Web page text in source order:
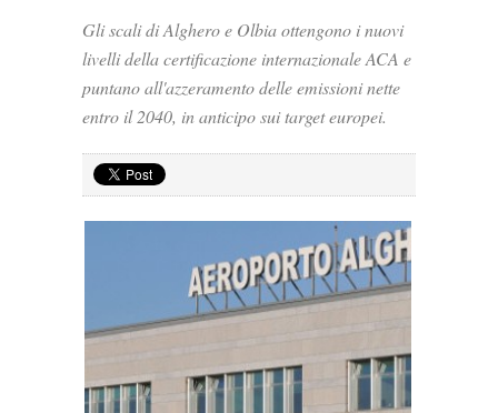
Gli scali di Alghero e Olbia ottengono i nuovi
livelli della certificazione internazionale ACA e
puntano all'azzeramento delle emissioni nette
entro il 2040, in anticipo sui target europei.